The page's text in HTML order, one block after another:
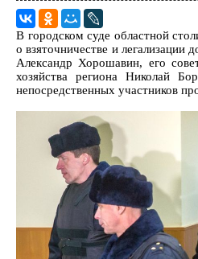
В городском суде областной
о взяточничестве и
Александр Хорошавин, его
хозяйства региона Николай
непосредственных участников